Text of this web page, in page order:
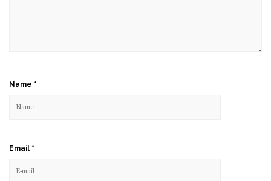
Name *
Email *